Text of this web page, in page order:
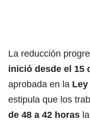
La reducción
inició desde el 15
aprobada en la Ley
estipula que los
de 48 a 42 horas